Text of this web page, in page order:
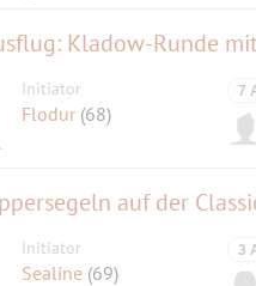
Initiator
Flodur (68)
7
auf der
Initiator
Sealine (69)
3